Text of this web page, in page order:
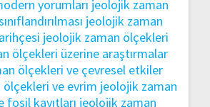
yorumları jeolojik zaman
jeolojik zaman
jeolojik zaman ölçekleri
ölçekleri üzerine araştırmalar
ölçekleri ve çevresel etkiler
ve evrim jeolojik zaman
fosil kayıtları jeolojik zaman